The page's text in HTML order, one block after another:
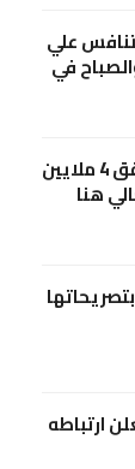
علي
في
المطرب اللبناني نادر الاتات يحقق 4 ملايين
هنا
ارتباطه